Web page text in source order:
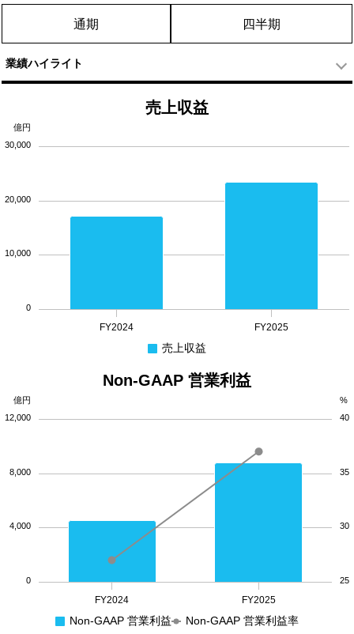
通期 四半期
業績ハイライト
売上収益
億円
FY2024 FY2025
0
10,000
20,000
30,000
売上収益
Non-GAAP 営業利益
億円 %
FY2024 FY2025
0
4,000
8,000
12,000
25
30
35
40
Non-GAAP 営業利益 Non-GAAP 営業利益率